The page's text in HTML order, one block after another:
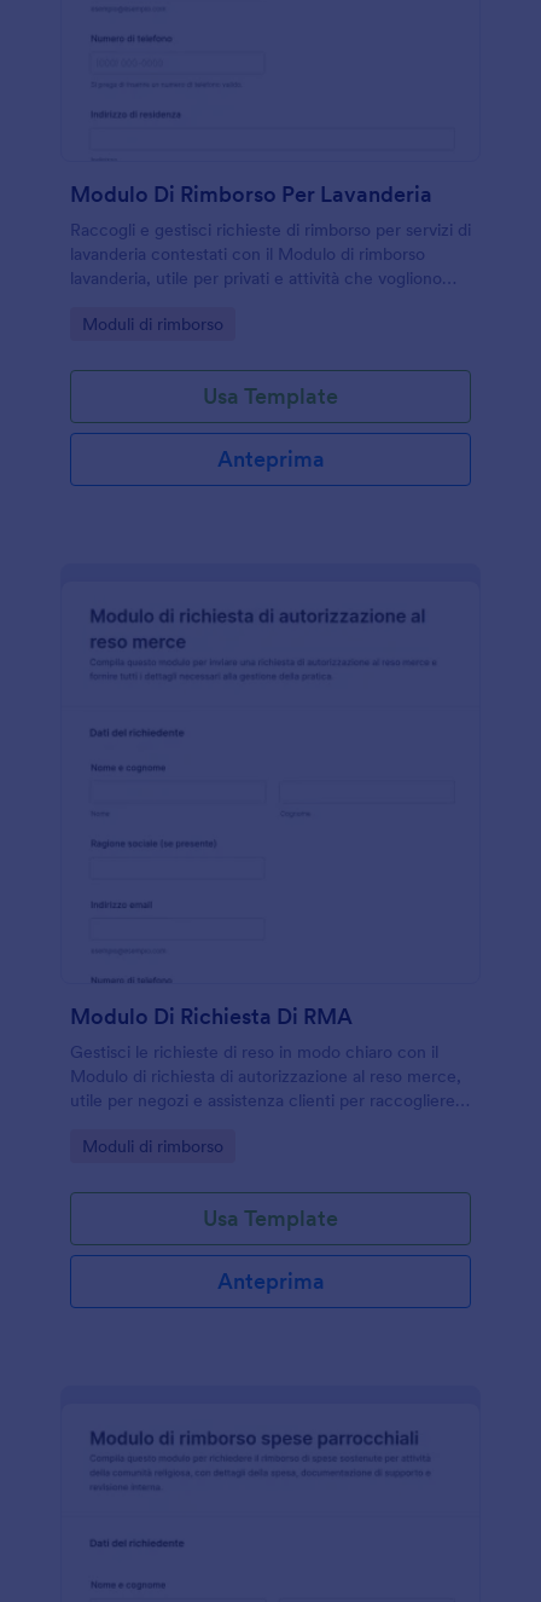
Modulo Di Rimborso Per Lavanderia
Raccogli e gestisci richieste di rimborso per servizi di
lavanderia contestati con il Modulo di rimborso
lavanderia, utile per privati e attività che vogliono
in Jotform.
Go to Category:
Moduli di rimborso
Usa Template
Anteprima
Modulo Di Richiesta Di RMA
Gestisci le richieste di reso in modo chiaro con il
Modulo di richiesta di autorizzazione al reso merce,
utile per negozi e assistenza clienti per raccogliere
Go to Category:
Moduli di rimborso
Usa Template
Anteprima